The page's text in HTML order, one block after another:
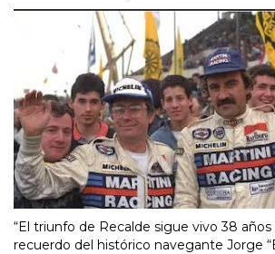
“El triunfo de Recalde sigue vivo 38 años
recuerdo del histórico navegante Jorge